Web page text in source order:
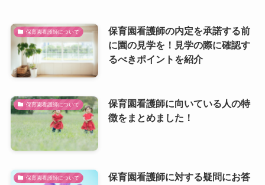
保育園看護師について
保育園看護師の内定を承諾する前
に園の見学を！見学の際に確認す
るべきポイントを紹介
保育園看護師について
保育園看護師に向いている人の特
徴をまとめました！
保育園看護師について
保育園看護師に対する疑問にお答